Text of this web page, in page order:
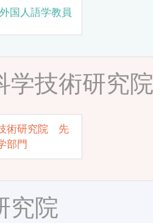
国人語学教員
学技術研究
術研究院 先
部門
究院